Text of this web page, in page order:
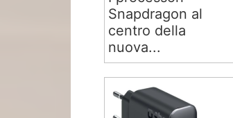
Snapdragon al
centro della
nuova...